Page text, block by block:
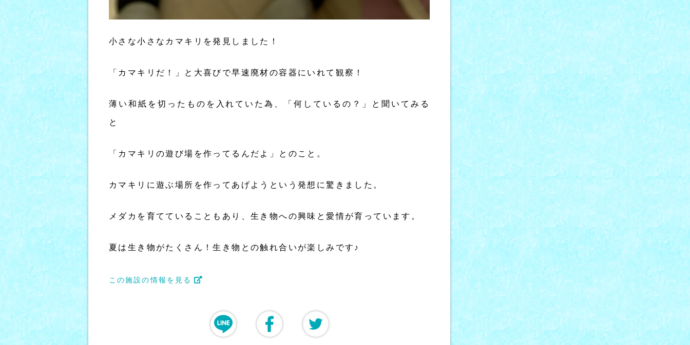
小さな小さなカマキリを発見しました！
「カマキリだ！」と大喜びで早速廃材の容器にいれて観察！
薄い和紙を切ったものを入れていた為、「何しているの？」と聞いてみる
と
「カマキリの遊び場を作ってるんだよ」とのこと。
カマキリに遊ぶ場所を作ってあげようという発想に驚きました。
メダカを育てていることもあり、生き物への興味と愛情が育っています。
夏は生き物がたくさん！生き物との触れ合いが楽しみです♪
この施設の情報を見る